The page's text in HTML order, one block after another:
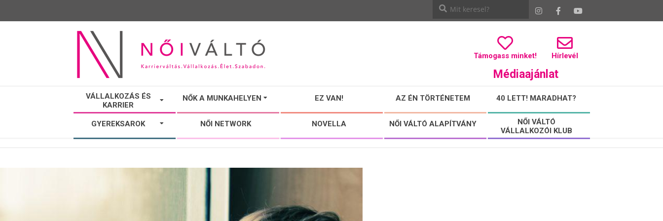
NŐI
VÁLTÓ
Támogass minket! Hírlevél
Médiaajánlat
VÁLLALKOZÁS ÉS
KARRIER
NŐK A MUNKAHELYEN EZ VAN! AZ ÉN TÖRTÉNETEM 40 LETT! MARADHAT?
GYEREKSAROK NŐI NETWORK NOVELLA NŐI VÁLTÓ ALAPÍTVÁNY
NŐI VÁLTÓ
VÁLLALKOZÓI KLUB